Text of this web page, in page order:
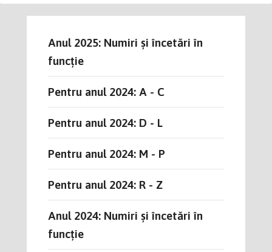
Anul 2025: Numiri și încetări în
funcție
Pentru anul 2024: A - C
Pentru anul 2024: D - L
Pentru anul 2024: M - P
Pentru anul 2024: R - Z
Anul 2024: Numiri și încetări în
funcție